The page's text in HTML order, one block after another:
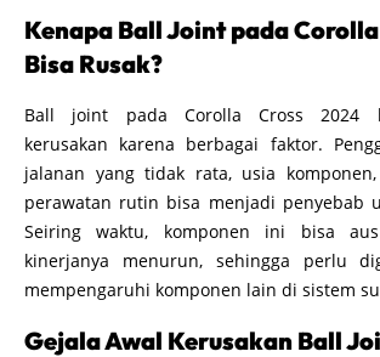
Kenapa Ball Joint pada
Bisa Rusak?
Ball joint pada Corolla Cross 2024
kerusakan karena berbagai faktor.
jalanan yang tidak rata, usia
perawatan rutin bisa menjadi penyebab
Seiring waktu, komponen ini bisa
kinerjanya menurun, sehingga perlu
mempengaruhi komponen lain di sistem
Gejala Awal Kerusakan Ball